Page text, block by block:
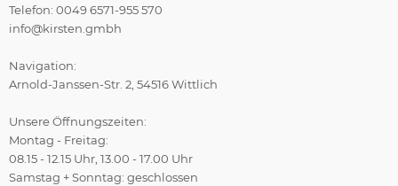
Telefon: 0049 6571-955 570
info@kirsten.gmbh
Navigation:
Arnold-Janssen-Str. 2, 54516 Wittlich
Unsere Öffnungszeiten:
Montag - Freitag:
08.15 - 12.15 Uhr, 13.00 - 17.00 Uhr
Samstag + Sonntag: geschlossen